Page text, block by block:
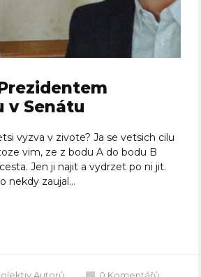
v Senátu
vyzva v zivote? Ja se vetsich cilu
vim, ze z bodu A do bodu B
Jen ji najit a vydrzet po ni jit.
nekdy zaujal...